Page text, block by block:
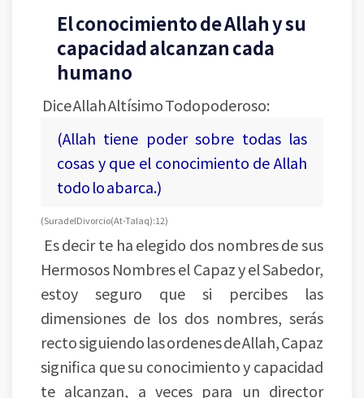
El conocimiento de Allah y su
capacidad alcanzan cada
humano
Dice Allah Altísimo Todopoderoso:
(Allah tiene poder sobre todas las
cosas y que el conocimiento de Allah
todo lo abarca.)
(Sura del Divorcio (At-Talaq): 12)
Es decir te ha elegido dos nombres de sus
Hermosos Nombres el Capaz y el Sabedor,
estoy seguro que si percibes las
dimensiones de los dos nombres, serás
recto siguiendo las ordenes de Allah, Capaz
significa que su conocimiento y capacidad
te alcanzan, a veces para un director